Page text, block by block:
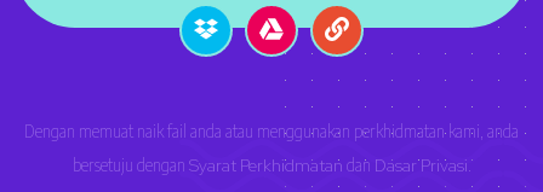
Dengan memuat naik fail anda atau menggunakan perkhidmatan kami, anda
bersetuju dengan Syarat Perkhidmatan dan Dasar Privasi